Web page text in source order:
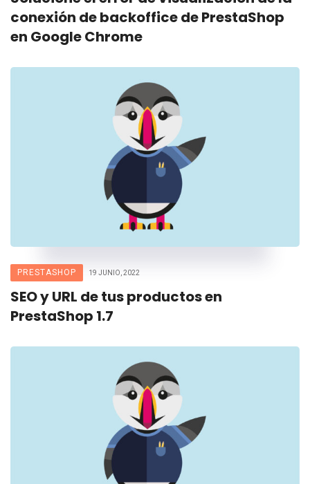
conexión de backoffice de PrestaShop
en Google Chrome
PRESTASHOP 19 JUNIO, 2022
SEO y URL de tus productos en
PrestaShop 1.7